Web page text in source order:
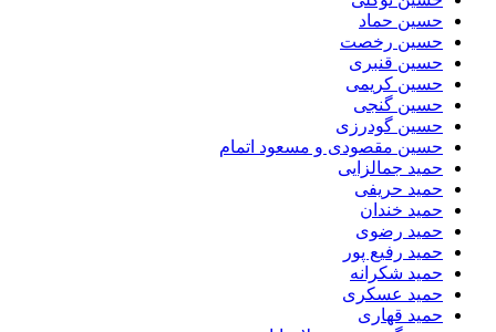
حسین حماد
حسین رخصت
حسین قنبری
حسین کریمی
حسین گنجی
حسین گودرزی
حسین مقصودی و مسعود اتمام
حمید جمالزایی
حمید حریفی
حمید خندان
حمید رضوی
حمید رفیع پور
حمید شکرانه
حمید عسکری
حمید قهاری